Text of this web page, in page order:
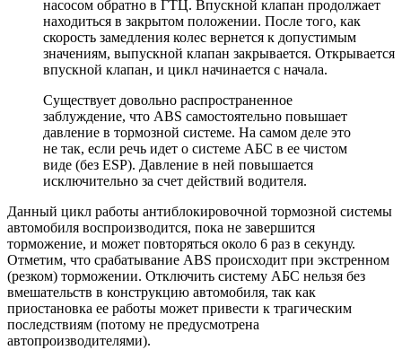
насосом обратно в ГТЦ. Впускной клапан продолжает
находиться в закрытом положении. После того, как
скорость замедления колес вернется к допустимым
значениям, выпускной клапан закрывается. Открывается
впускной клапан, и цикл начинается с начала.
Существует довольно распространенное
заблуждение, что ABS самостоятельно повышает
давление в тормозной системе. На самом деле это
не так, если речь идет о системе АБС в ее чистом
виде (без ESP). Давление в ней повышается
исключительно за счет действий водителя.
Данный цикл работы антиблокировочной тормозной системы
автомобиля воспроизводится, пока не завершится
торможение, и может повторяться около 6 раз в секунду.
Отметим, что срабатывание ABS происходит при экстренном
(резком) торможении. Отключить систему АБС нельзя без
вмешательств в конструкцию автомобиля, так как
приостановка ее работы может привести к трагическим
последствиям (потому не предусмотрена
автопроизводителями).